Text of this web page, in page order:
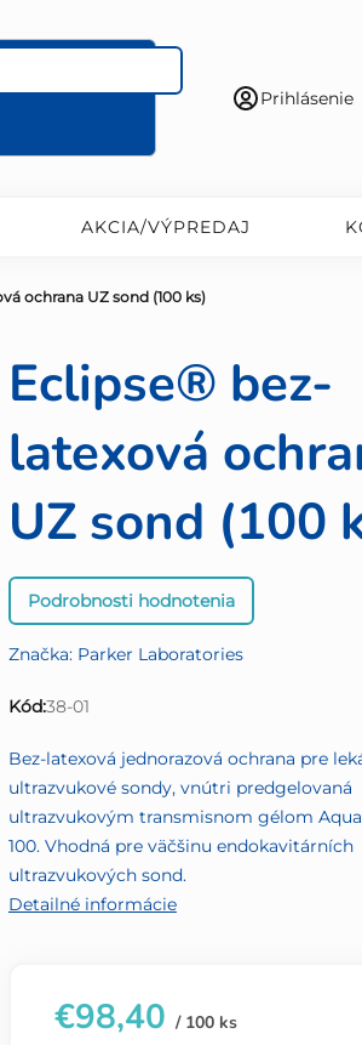
Prihlásenie
AKCIA/VÝPREDAJ
ochrana UZ sond (100 ks)
Eclipse® bez-
latexová
UZ sond (100
Priemerné
hodnotenie
je
0,0
5
hviezdičiek.
Podrobnosti hodnotenia
Značka: Parker Laboratories
Kód:38-01
Bez-latexová jednorazová ochrana pre
ultrazvukové sondy, vnútri predgelovaná
ultrazvukovým transmisnom gélom
100. Vhodná pre väčšinu endokavitárních
ultrazvukových sond.
Detailné informácie
€98,40 / 100 ks